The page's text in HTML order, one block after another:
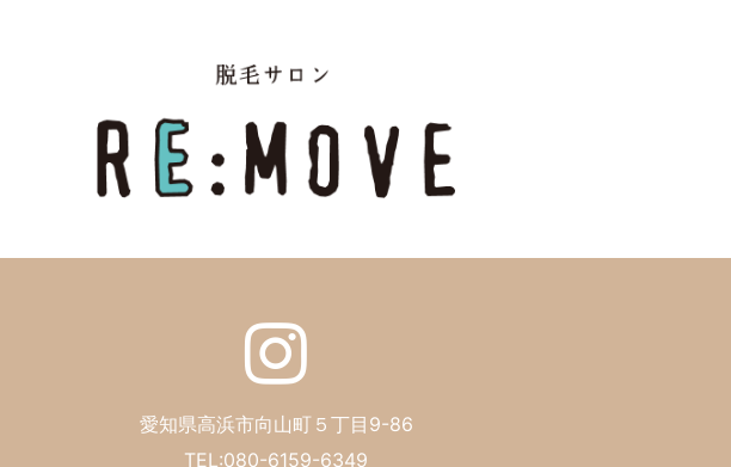
愛知県高浜市向山町５丁目9-86
TEL:080-6159-6349